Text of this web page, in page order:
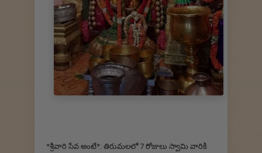
*శ్రీవారి సేవ అంటే*: తిరుమలలో 7 రోజులు స్వామి వారికి